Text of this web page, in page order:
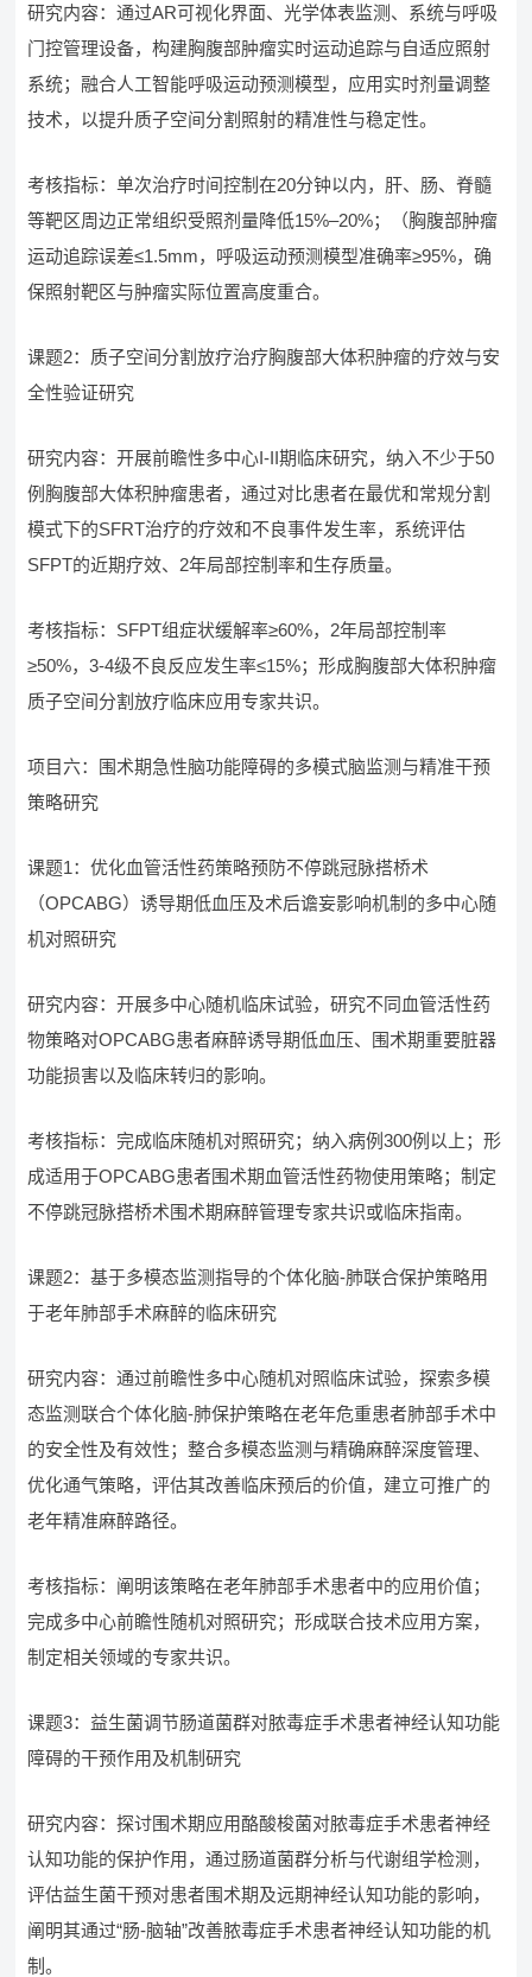
研究内容：通过AR可视化界面、光学体表监测、系统与呼吸
门控管理设备，构建胸腹部肿瘤实时运动追踪与自适应照射
系统；融合人工智能呼吸运动预测模型，应用实时剂量调整
技术，以提升质子空间分割照射的精准性与稳定性。
考核指标：单次治疗时间控制在20分钟以内，肝、肠、脊髓
等靶区周边正常组织受照剂量降低15%–20%；（胸腹部肿瘤
运动追踪误差≤1.5mm，呼吸运动预测模型准确率≥95%，确
保照射靶区与肿瘤实际位置高度重合。
课题2：质子空间分割放疗治疗胸腹部大体积肿瘤的疗效与安
全性验证研究
研究内容：开展前瞻性多中心I-II期临床研究，纳入不少于50
例胸腹部大体积肿瘤患者，通过对比患者在最优和常规分割
模式下的SFRT治疗的疗效和不良事件发生率，系统评估
SFPT的近期疗效、2年局部控制率和生存质量。
考核指标：SFPT组症状缓解率≥60%，2年局部控制率
≥50%，3-4级不良反应发生率≤15%；形成胸腹部大体积肿瘤
质子空间分割放疗临床应用专家共识。
项目六：围术期急性脑功能障碍的多模式脑监测与精准干预
策略研究
课题1：优化血管活性药策略预防不停跳冠脉搭桥术
（OPCABG）诱导期低血压及术后谵妄影响机制的多中心随
机对照研究
研究内容：开展多中心随机临床试验，研究不同血管活性药
物策略对OPCABG患者麻醉诱导期低血压、围术期重要脏器
功能损害以及临床转归的影响。
考核指标：完成临床随机对照研究；纳入病例300例以上；形
成适用于OPCABG患者围术期血管活性药物使用策略；制定
不停跳冠脉搭桥术围术期麻醉管理专家共识或临床指南。
课题2：基于多模态监测指导的个体化脑-肺联合保护策略用
于老年肺部手术麻醉的临床研究
研究内容：通过前瞻性多中心随机对照临床试验，探索多模
态监测联合个体化脑-肺保护策略在老年危重患者肺部手术中
的安全性及有效性；整合多模态监测与精确麻醉深度管理、
优化通气策略，评估其改善临床预后的价值，建立可推广的
老年精准麻醉路径。
考核指标：阐明该策略在老年肺部手术患者中的应用价值；
完成多中心前瞻性随机对照研究；形成联合技术应用方案，
制定相关领域的专家共识。
课题3：益生菌调节肠道菌群对脓毒症手术患者神经认知功能
障碍的干预作用及机制研究
研究内容：探讨围术期应用酪酸梭菌对脓毒症手术患者神经
认知功能的保护作用，通过肠道菌群分析与代谢组学检测，
评估益生菌干预对患者围术期及远期神经认知功能的影响，
阐明其通过“肠-脑轴”改善脓毒症手术患者神经认知功能的机
制。